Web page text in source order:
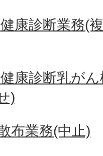
康診断業務(
康診断乳が
)
布業務(中止)